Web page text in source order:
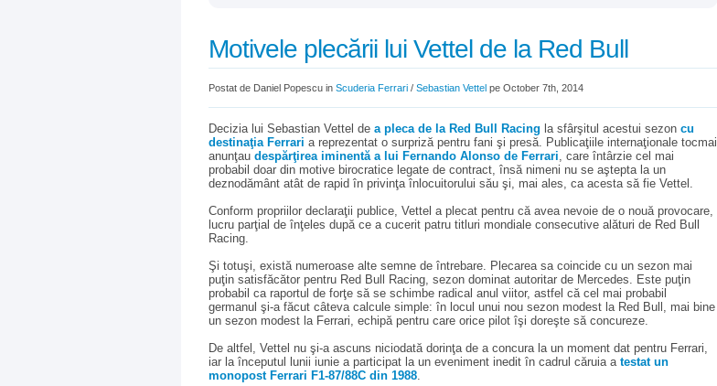
Motivele plecării lui Vettel de la Red Bull
Postat de Daniel Popescu in Scuderia Ferrari / Sebastian Vettel pe October 7th, 2014
Decizia lui Sebastian Vettel de a pleca de la Red Bull Racing la sfârşitul acestui sezon cu
destinaţia Ferrari a reprezentat o surpriză pentru fani şi presă. Publicaţiile internaţionale tocmai
anunţau despărţirea iminentă a lui Fernando Alonso de Ferrari, care întârzie cel mai
probabil doar din motive birocratice legate de contract, însă nimeni nu se aştepta la un
deznodământ atât de rapid în privinţa înlocuitorului său şi, mai ales, ca acesta să fie Vettel.
Conform propriilor declaraţii publice, Vettel a plecat pentru că avea nevoie de o nouă provocare,
lucru parţial de înţeles după ce a cucerit patru titluri mondiale consecutive alături de Red Bull
Racing.
Şi totuşi, există numeroase alte semne de întrebare. Plecarea sa coincide cu un sezon mai
puţin satisfăcător pentru Red Bull Racing, sezon dominat autoritar de Mercedes. Este puţin
probabil ca raportul de forţe să se schimbe radical anul viitor, astfel că cel mai probabil
germanul şi-a făcut câteva calcule simple: în locul unui nou sezon modest la Red Bull, mai bine
un sezon modest la Ferrari, echipă pentru care orice pilot îşi doreşte să concureze.
De altfel, Vettel nu şi-a ascuns niciodată dorinţa de a concura la un moment dat pentru Ferrari,
iar la începutul lunii iunie a participat la un eveniment inedit în cadrul căruia a testat un
monopost Ferrari F1-87/88C din 1988.